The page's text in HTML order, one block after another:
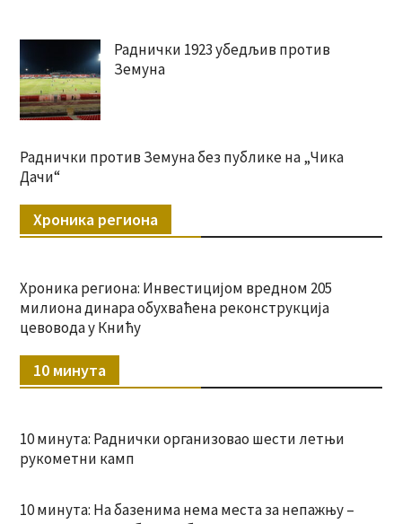
Раднички 1923 убедљив против
Земуна
Раднички против Земуна без публике на „Чика
Дачи“
Хроника региона
Хроника региона: Инвестицијом вредном 205
милиона динара обухваћена реконструкција
цевовода у Книћу
10 минута
10 минута: Раднички организовао шести летњи
рукометни камп
10 минута: На базенима нема места за непажњу –